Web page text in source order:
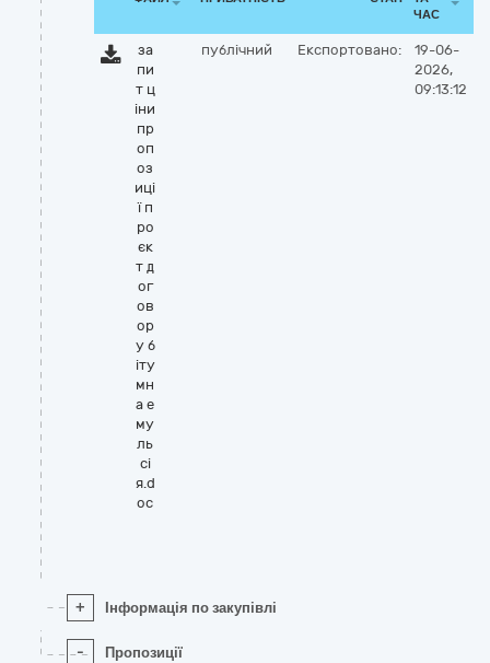
ЧАС
за
пи
т ц
іни
пр
оп
оз
иці
ї п
ро
єк
т д
ог
ов
ор
у б
іту
мн
а е
му
ль
сі
я.d
oc
публічний Експортовано:
19-06-
2026,
09:13:12
+ Інформація по закупівлі
- Пропозиції